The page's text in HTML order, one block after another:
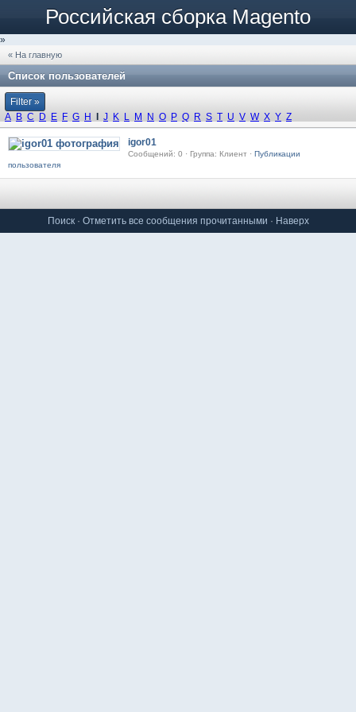
Российская сборка Magento
»
« На главную
Список пользователей
Filter »
A B C D E F G H J K L M N O P Q R S T U V W X Y Z
igor01
Сообщений: 0 · Группа: Клиент · Публикации
пользователя
Поиск· Отметить все сообщения прочитанными · Наверх